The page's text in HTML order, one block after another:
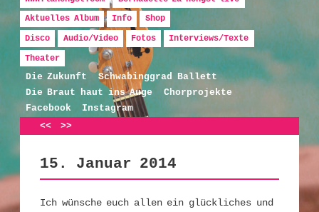
Bernadette La Hengst
Aktuelles Album
Info
Shop
Disco
Audio/Video Fotos
Interviews/Texte
Theater
Die Zukunft
Schwabinggrad Ballett
Die Braut haut ins Auge
Chorprojekte
Facebook
Instagram
Artikelnavigation
<< >>
15. Januar 2014
Ich wünsche euch allen ein glückliches und